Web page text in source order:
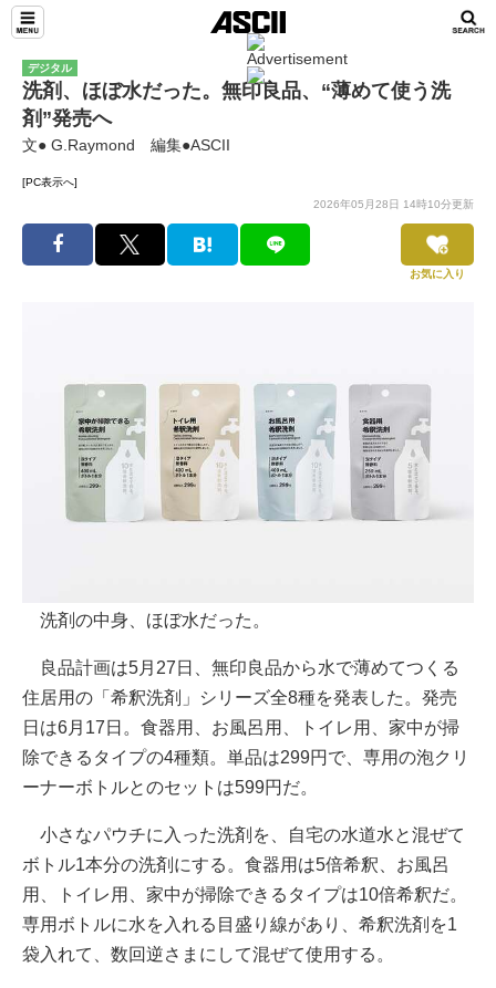
デジタル
洗剤、ほぼ水だった。無印良品、“薄めて使う洗
剤”発売へ
文● G.Raymond 編集●ASCII
[PC表示へ]
2026年05月28日 14時10分更新
お気に入り
洗剤の中身、ほぼ水だった。
良品計画は5月27日、無印良品から水で薄めてつくる
住居用の「希釈洗剤」シリーズ全8種を発表した。発売
日は6月17日。食器用、お風呂用、トイレ用、家中が掃
除できるタイプの4種類。単品は299円で、専用の泡クリ
ーナーボトルとのセットは599円だ。
小さなパウチに入った洗剤を、自宅の水道水と混ぜて
ボトル1本分の洗剤にする。食器用は5倍希釈、お風呂
用、トイレ用、家中が掃除できるタイプは10倍希釈だ。
専用ボトルに水を入れる目盛り線があり、希釈洗剤を1
袋入れて、数回逆さまにして混ぜて使用する。